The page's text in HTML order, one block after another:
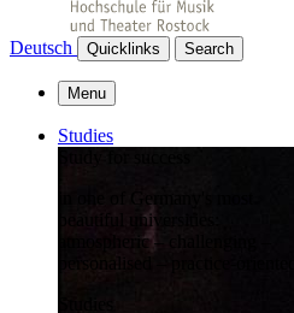
Deutsch Quicklinks Search
Menu
Studies
in one of Germany's most
beautiful universities:
atmospheric – challenging –